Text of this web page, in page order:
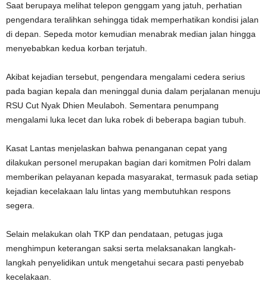
Saat berupaya melihat telepon genggam yang jatuh, perhatian
pengendara teralihkan sehingga tidak memperhatikan kondisi jalan
di depan. Sepeda motor kemudian menabrak median jalan hingga
menyebabkan kedua korban terjatuh.
Akibat kejadian tersebut, pengendara mengalami cedera serius
pada bagian kepala dan meninggal dunia dalam perjalanan menuju
RSU Cut Nyak Dhien Meulaboh. Sementara penumpang
mengalami luka lecet dan luka robek di beberapa bagian tubuh.
Kasat Lantas menjelaskan bahwa penanganan cepat yang
dilakukan personel merupakan bagian dari komitmen Polri dalam
memberikan pelayanan kepada masyarakat, termasuk pada setiap
kejadian kecelakaan lalu lintas yang membutuhkan respons
segera.
Selain melakukan olah TKP dan pendataan, petugas juga
menghimpun keterangan saksi serta melaksanakan langkah-
langkah penyelidikan untuk mengetahui secara pasti penyebab
kecelakaan.